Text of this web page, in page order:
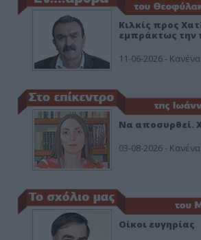
Κιλκίς προς
εμπράκτως την
11-06-2026 -
Να αποσυρθεί.
03-08-2026 -
Οίκοι ευγηρίας